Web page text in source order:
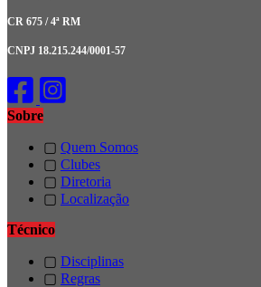
CR 675 / 4ª RM
CNPJ 18.215.244/0001-57
Sobre
▢ Quem Somos
▢ Clubes
▢ Diretoria
▢ Localização
Técnico
▢ Disciplinas
▢ Regras